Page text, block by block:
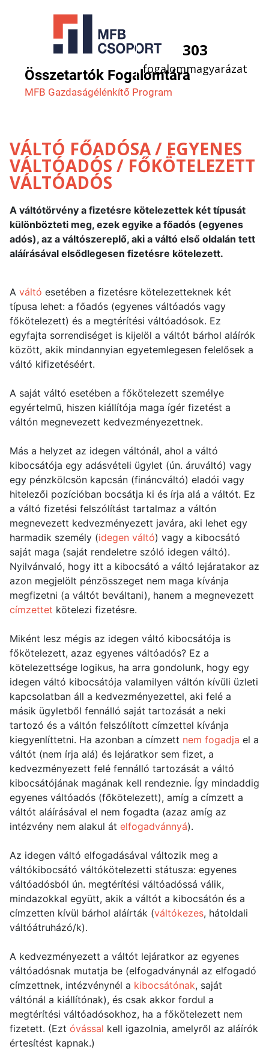
Összetartók Fogalomtára
MFB Gazdaság­élénkítő Program
303
fogalommagyarázat
VÁLTÓ FŐADÓSA / EGYENES
VÁLTÓADÓS / FŐKÖTELEZETT
VÁLTÓADÓS
A váltótörvény a fizetésre kötelezettek két típusát
különbözteti meg, ezek egyike a főadós (egyenes
adós), az a váltószereplő, aki a váltó első oldalán tett
aláírásával elsődlegesen fizetésre kötelezett.
A váltó esetében a fizetésre kötelezetteknek két
típusa lehet: a főadós (egyenes váltóadós vagy
főkötelezett) és a megtérítési váltóadósok. Ez
egyfajta sorrendiséget is kijelöl a váltót bárhol aláírók
között, akik mindannyian egyetemlegesen felelősek a
váltó kifizetéséért.
A saját váltó esetében a főkötelezett személye
egyértelmű, hiszen kiállítója maga ígér fizetést a
váltón megnevezett kedvezményezettnek.
Más a helyzet az idegen váltónál, ahol a váltó
kibocsátója egy adásvételi ügylet (ún. áruváltó) vagy
egy pénzkölcsön kapcsán (fináncváltó) eladói vagy
hitelezői pozícióban bocsátja ki és írja alá a váltót. Ez
a váltó fizetési felszólítást tartalmaz a váltón
megnevezett kedvezményezett javára, aki lehet egy
harmadik személy (idegen váltó) vagy a kibocsátó
saját maga (saját rendeletre szóló idegen váltó).
Nyilvánvaló, hogy itt a kibocsátó a váltó lejáratakor az
azon megjelölt pénzösszeget nem maga kívánja
megfizetni (a váltót beváltani), hanem a megnevezett
címzettet kötelezi fizetésre.
Miként lesz mégis az idegen váltó kibocsátója is
főkötelezett, azaz egyenes váltóadós? Ez a
kötelezettsége logikus, ha arra gondolunk, hogy egy
idegen váltó kibocsátója valamilyen váltón kívüli üzleti
kapcsolatban áll a kedvezményezettel, aki felé a
másik ügyletből fennálló saját tartozását a neki
tartozó és a váltón felszólított címzettel kívánja
kiegyenlíttetni. Ha azonban a címzett nem fogadja el a
váltót (nem írja alá) és lejáratkor sem fizet, a
kedvezményezett felé fennálló tartozását a váltó
kibocsátójának magának kell rendeznie. Így mindaddig
egyenes váltóadós (főkötelezett), amíg a címzett a
váltót aláírásával el nem fogadta (azaz amíg az
intézvény nem alakul át elfogadvánnyá).
Az idegen váltó elfogadásával változik meg a
váltókibocsátó váltókötelezetti státusza: egyenes
váltóadósból ún. megtérítési váltóadóssá válik,
mindazokkal együtt, akik a váltót a kibocsátón és a
címzetten kívül bárhol aláírták (váltókezes, hátoldali
váltóátruházó/k).
A kedvezményezett a váltót lejáratkor az egyenes
váltóadósnak mutatja be (elfogadványnál az elfogadó
címzettnek, intézvénynél a kibocsátónak, saját
váltónál a kiállítónak), és csak akkor fordul a
megtérítési váltóadósokhoz, ha a főkötelezett nem
fizetett. (Ezt óvással kell igazolnia, amelyről az aláírók
értesítést kapnak.)